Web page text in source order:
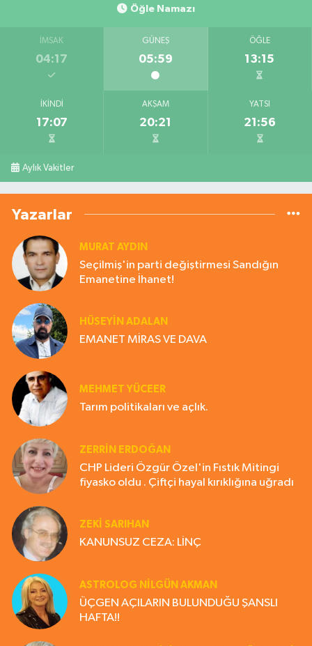
Öğle Namazı
İMSAK
04:17
GÜNEŞ
05:59
ÖĞLE
13:15
İKINDI
17:07
AKŞAM
20:21
YATSI
21:56
Aylık Vakitler
Yazarlar
MURAT AYDIN
Seçilmiş'in parti değiştirmesi Sandığın
Emanetine İhanet!
HÜSEYIN ADALAN
EMANET MİRAS VE DAVA
MEHMET YÜCEER
Tarım politikaları ve açlık.
ZERRIN ERDOĞAN
CHP Lideri Özgür Özel'in Fıstık Mitingi
fiyasko oldu . Çiftçi hayal kırıklığına uğradı
ZEKI SARIHAN
KANUNSUZ CEZA: LİNÇ
ASTROLOG NILGÜN AKMAN
ÜÇGEN AÇILARIN BULUNDUĞU ŞANSLI
HAFTA!!